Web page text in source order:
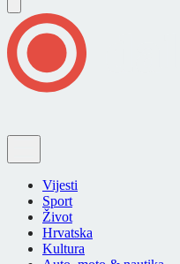
Vijesti
Sport
Život
Hrvatska
Kultura